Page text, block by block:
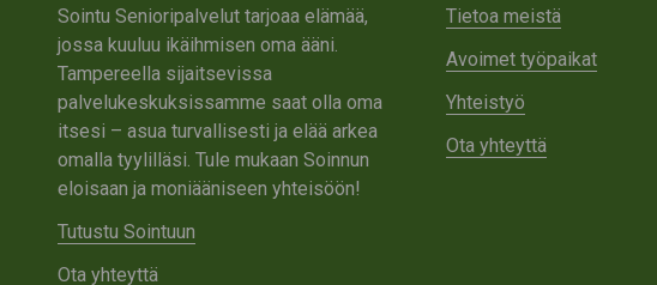
Sointu Senioripalvelut tarjoaa elämää,
jossa kuuluu ikäihmisen oma ääni.
Tampereella sijaitsevissa
palvelukeskuksissamme saat olla oma
itsesi – asua turvallisesti ja elää arkea
omalla tyylilläsi. Tule mukaan Soinnun
eloisaan ja moniääniseen yhteisöön!
Tutustu Sointuun
Ota yhteyttä
Tietoa meistä
Avoimet työpaikat
Yhteistyö
Ota yhteyttä